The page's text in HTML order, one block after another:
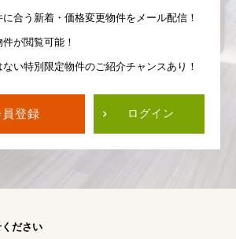
合う 新着・価格変更物件を メール配信！
件が閲覧可能！
ない特別限定物件のご紹介チャンスあり！
登録 ログイン
ださい